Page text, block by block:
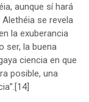
aunque sí hará
se revela
la exuberancia
ser, la buena
ciencia en que
posible, una
[14]